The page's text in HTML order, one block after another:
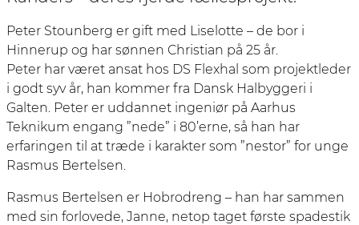
Peter Stounberg er gift med Liselotte – de bor i
Hinnerup og har sønnen Christian på 25 år.
Peter har været ansat hos DS Flexhal som projektleder
i godt syv år, han kommer fra Dansk Halbyggeri i
Galten. Peter er uddannet ingeniør på Aarhus
Teknikum engang ”nede” i 80’erne, så han har
erfaringen til at træde i karakter som ”nestor” for unge
Rasmus Bertelsen.
Rasmus Bertelsen er Hobrodreng – han har sammen
med sin forlovede, Janne, netop taget første spadestik